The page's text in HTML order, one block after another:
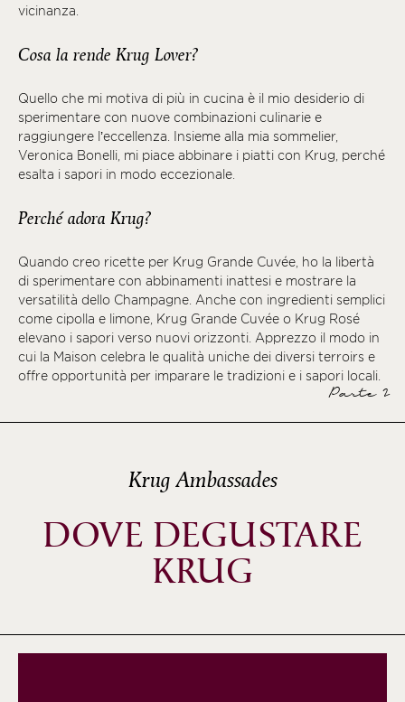
vicinanza.
Cosa la rende Krug Lover?
Quello che mi motiva di più in cucina è il mio desiderio di
sperimentare con nuove combinazioni culinarie e
raggiungere l’eccellenza. Insieme alla mia sommelier,
Veronica Bonelli, mi piace abbinare i piatti con Krug, perché
esalta i sapori in modo eccezionale.
Perché adora Krug?
Quando creo ricette per Krug Grande Cuvée, ho la libertà
di sperimentare con abbinamenti inattesi e mostrare la
versatilità dello Champagne. Anche con ingredienti semplici
come cipolla e limone, Krug Grande Cuvée o Krug Rosé
elevano i sapori verso nuovi orizzonti. Apprezzo il modo in
cui la Maison celebra le qualità uniche dei diversi terroirs e
offre opportunità per imparare le tradizioni e i sapori locali.
Parte 2
Krug Ambassades
DOVE DEGUSTARE
KRUG